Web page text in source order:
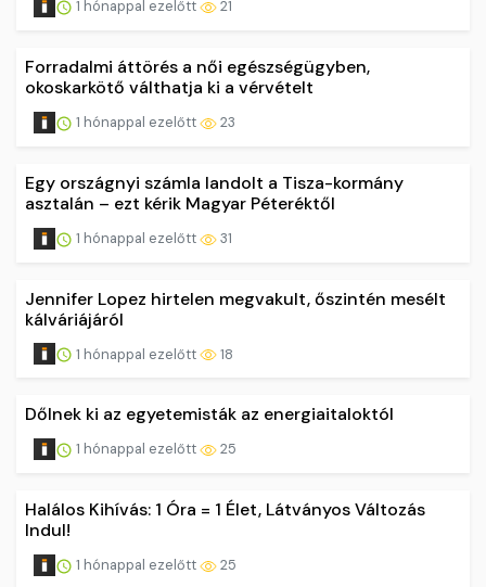
1 hónappal ezelőtt 21
Forradalmi áttörés a női egészségügyben,
okoskarkötő válthatja ki a vérvételt
1 hónappal ezelőtt 23
Egy országnyi számla landolt a Tisza-kormány
asztalán – ezt kérik Magyar Péteréktől
1 hónappal ezelőtt 31
Jennifer Lopez hirtelen megvakult, őszintén mesélt
kálváriájáról
1 hónappal ezelőtt 18
Dőlnek ki az egyetemisták az energiaitaloktól
1 hónappal ezelőtt 25
Halálos Kihívás: 1 Óra = 1 Élet, Látványos Változás
Indul!
1 hónappal ezelőtt 25